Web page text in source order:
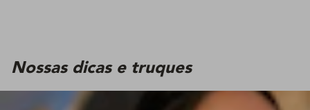
Nossas dicas e truques